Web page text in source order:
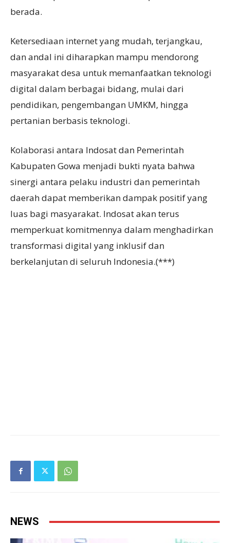
berada.
Ketersediaan internet yang mudah, terjangkau,
dan andal ini diharapkan mampu mendorong
masyarakat desa untuk memanfaatkan teknologi
digital dalam berbagai bidang, mulai dari
pendidikan, pengembangan UMKM, hingga
pertanian berbasis teknologi.
Kolaborasi antara Indosat dan Pemerintah
Kabupaten Gowa menjadi bukti nyata bahwa
sinergi antara pelaku industri dan pemerintah
daerah dapat memberikan dampak positif yang
luas bagi masyarakat. Indosat akan terus
memperkuat komitmennya dalam menghadirkan
transformasi digital yang inklusif dan
berkelanjutan di seluruh Indonesia.(***)
NEWS